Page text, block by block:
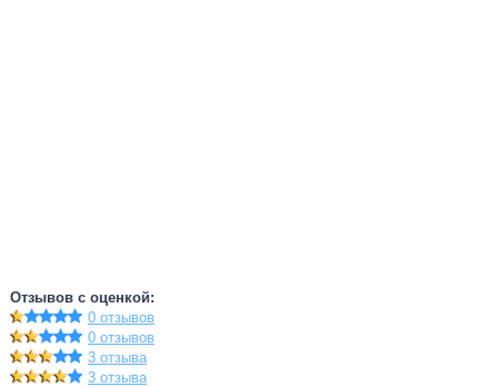
Отзывов с оценкой:
0 отзывов
0 отзывов
3 отзыва
3 отзыва